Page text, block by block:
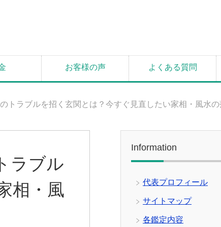
お客様の声 よくある質問
トラブルを招く玄関とは？今すぐ見直したい家相・風水
ラブル
相・風
Information
代表プロフィール
サイトマップ
各鑑定内容